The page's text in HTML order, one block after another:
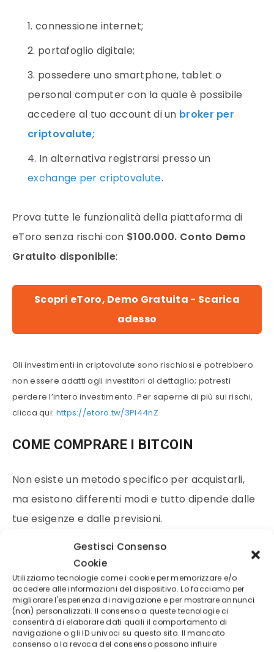
Gestisci Consenso
Cookie
Utilizziamo tecnologie come i cookie per memorizzare e/o
accedere alle informazioni del dispositivo. Lo facciamo per
migliorare l'esperienza di navigazione e per mostrare annunci
(non) personalizzati. Il consenso a queste tecnologie ci
consentirà di elaborare dati quali il comportamento di
navigazione o gli ID univoci su questo sito. Il mancato
consenso o la revoca del consenso possono influire
connessione internet;
portafoglio digitale;
possedere uno smartphone, tablet o
personal computer con la quale è possibile
accedere al tuo account di un broker per
criptovalute;
In alternativa registrarsi presso un
exchange per criptovalute.
Prova tutte le funzionalità della piattaforma di
eToro senza rischi con $100.000. Conto Demo
Gratuito disponibile:
Scopri eToro, Demo Gratuita - Scarica
adesso
Gli investimenti in criptovalute sono rischiosi e potrebbero
non essere adatti agli investitori al dettaglio; potresti
perdere l’intero investimento. Per saperne di più sui rischi,
clicca qui: https://etoro.tw/3PI44nZ
COME COMPRARE I BITCOIN
Non esiste un metodo specifico per acquistarli,
ma esistono differenti modi e tutto dipende dalle
tue esigenze e dalle previsioni.
Uno dei metodo “classici per acquistare
prevede la creazione di unwallet(porta monete)
e dunquel’acquisto presso uno dei varibitcoin
exchange sparsi su internet.